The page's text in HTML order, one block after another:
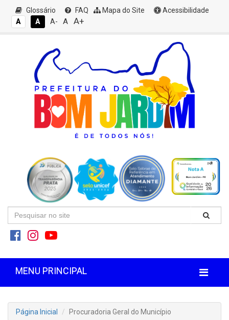
Glossário FAQ Mapa do Site
Acessibilidade
A
A A- A A+
MENU PRINCIPAL
Página Inicial Procuradoria Geral do Município